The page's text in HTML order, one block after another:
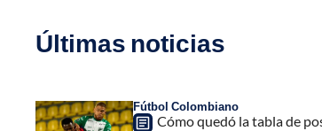
Últimas noticias
Fútbol Colombiano
Cómo quedó la tabla de